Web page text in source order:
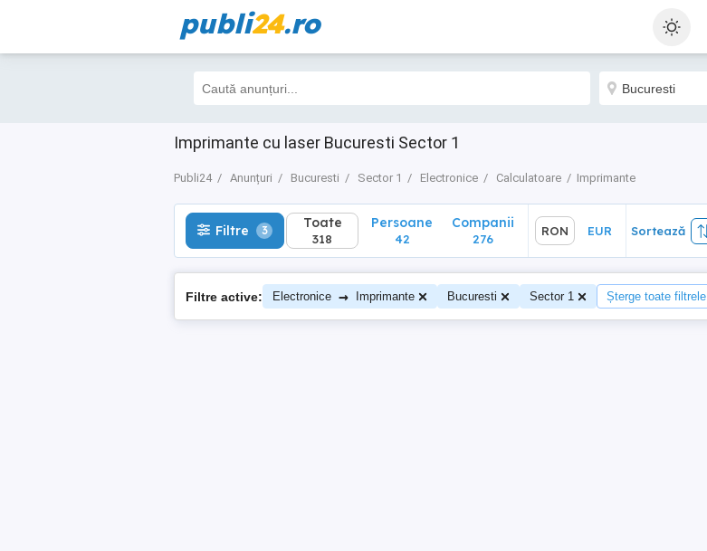
publi24.ro
Imprimante cu laser Bucuresti Sector 1
Publi24 Anunțuri Bucuresti Sector 1 Electronice Calculatoare Imprimante
Filtre 3 Toate
318
Sortează
Filtre 3 Toate
318
Persoane
42
Companii
276
RON EUR Sortează
Filtre active: Electronice → Imprimante Bucuresti Sector 1 Șterge toate filtrele